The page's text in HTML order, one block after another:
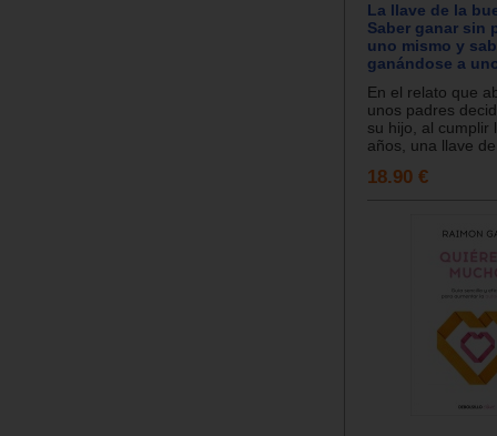
La llave de la
Saber ganar sin
uno mismo y
ganándose a
En el relato que
unos padres
su hijo, al cumplir
años, una llave
18.90 €